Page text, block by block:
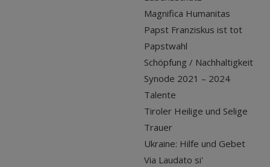
Magnifica Humanitas
Papst Franziskus ist tot
Papstwahl
Schöpfung / Nachhaltigkeit
Synode 2021 – 2024
Talente
Tiroler Heilige und Selige
Trauer
Ukraine: Hilfe und Gebet
Via Laudato si'